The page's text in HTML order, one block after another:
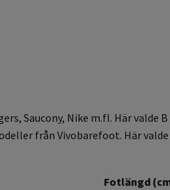
Saucony, Nike m.fl. Här valde
från Vivobarefoot. Här
Fotlängd